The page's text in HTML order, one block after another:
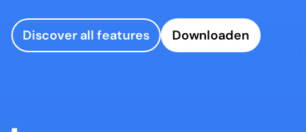
Discover all features Downloaden